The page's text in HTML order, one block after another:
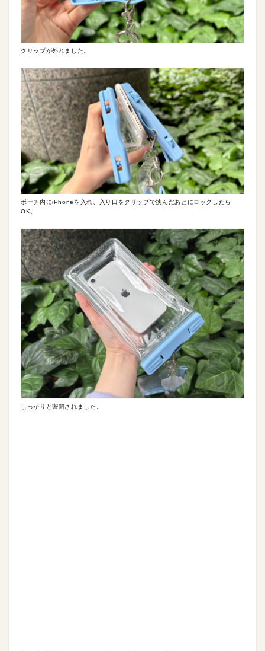
クリップが外れました。
ポーチ内にiPhoneを入れ、入り口をクリップで挟んだあとにロックしたら
OK。
しっかりと密閉されました。